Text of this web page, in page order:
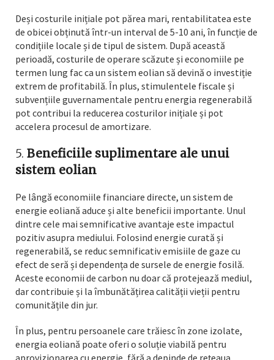
Deși costurile inițiale pot părea mari, rentabilitatea este
de obicei obținută într-un interval de 5-10 ani, în funcție de
condițiile locale și de tipul de sistem. După această
perioadă, costurile de operare scăzute și economiile pe
termen lung fac ca un sistem eolian să devină o investiție
extrem de profitabilă. În plus, stimulentele fiscale și
subvențiile guvernamentale pentru energia regenerabilă
pot contribui la reducerea costurilor inițiale și pot
accelera procesul de amortizare.
5. Beneficiile suplimentare ale unui
sistem eolian
Pe lângă economiile financiare directe, un sistem de
energie eoliană aduce și alte beneficii importante. Unul
dintre cele mai semnificative avantaje este impactul
pozitiv asupra mediului. Folosind energie curată și
regenerabilă, se reduc semnificativ emisiile de gaze cu
efect de seră și dependența de sursele de energie fosilă.
Aceste economii de carbon nu doar că protejează mediul,
dar contribuie și la îmbunătățirea calității vieții pentru
comunitățile din jur.
În plus, pentru persoanele care trăiesc în zone izolate,
energia eoliană poate oferi o soluție viabilă pentru